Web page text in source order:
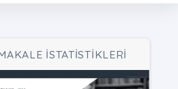
İSTATİSTİKLERİ